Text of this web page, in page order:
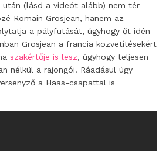
után (lásd a videót alább) nem tér
Romain Grosjean, hanem az
a pályfutását, úgyhogy őt idén
Grosjean a francia közvetítésekért
szakértője is lesz, úgyhogy teljesen
nélkül a rajongói. Ráadásul úgy
a Haas-csapattal is